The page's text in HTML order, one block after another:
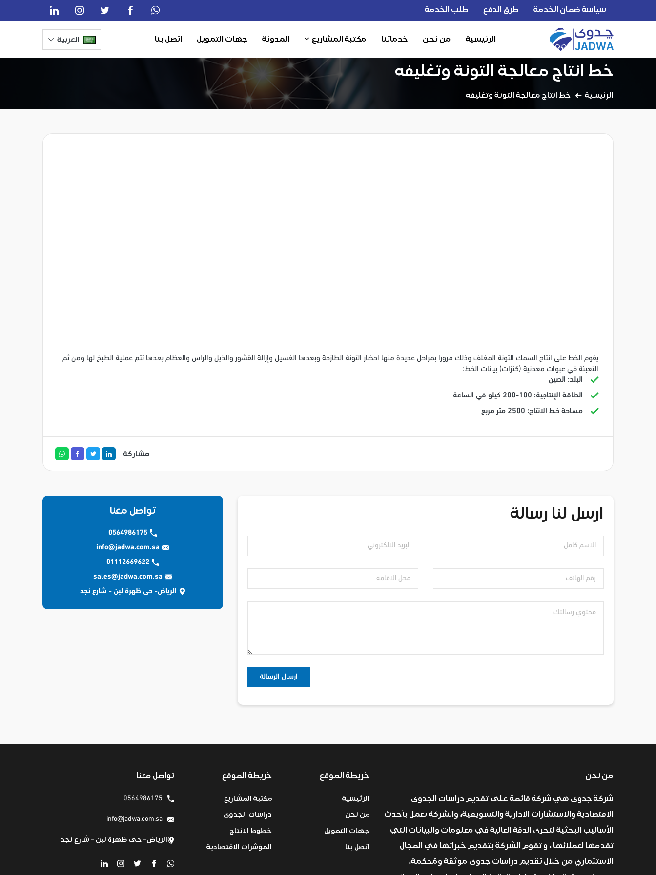
سياسة ضمان الخدمة طرق الدفع طلب الخدمة
الرئيسية من نحن خدماتنا مكتبة المشاريع المدونة جهات التمويل اتصل بنا العربية
خط انتاج معالجة التونة وتغليفه
الرئيسية خط انتاج معالجة التونة وتغليفه
يقوم الخط على انتاج السمك التونة المغلف وذلك مرورا بمراحل عديدة منها احضار التونة الطازجة وبعدها الغسيل وإزالة القشور والذيل والراس والعظام بعدها تتم عملية الطبخ لها ومن ثم
التعبئة في عبوات معدنية (كنزات) بيانات الخط:
البلد: الصين
الطاقة الإنتاجية: 100-200 كيلو في الساعة
مساحة خط الانتاج: 2500 متر مربع
مشاركة
ارسل لنا رسالة تواصل معنا
0564986175
info@jadwa.com.sa
01112669622
sales@jadwa.com.sa
الرياض- حى ظهرة لبن - شارع نجد
من نحن
شركة جدوى هي شركة قائمة على تقديم دراسات الجدوى
الاقتصادية والاستشارات الادارية والتسويقية، والشركة تعمل بأحدث
الأساليب البحثية لتحرى الدقة العالية في معلومات والبيانات التي
تقدمها لعملائها ، و تقوم الشركة بتقديم خبراتها في المجال
الاستثماري من خلال تقديم دراسات جدوى موثقة ومُحكمة،
خريطة الموقع
الرئيسية
من نحن
جهات التمويل
اتصل بنا
خريطة الموقع
مكتبة المشاريع
دراسات الجدوى
خطوط الانتاج
المؤشرات الاقتصادية
تواصل معنا
0564986175
info@jadwa.com.sa
الرياض- حى ظهرة لبن - شارع نجد